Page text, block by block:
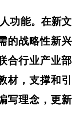
功能。在新文
的战略性新兴
合行业产业部
材，支撑和引
写理念，更新